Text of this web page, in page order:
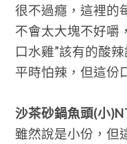
很不過癮，這裡的
不會太大塊不好嚼
口水雞”該有的酸
平時怕辣，但這份
沙茶砂鍋魚頭(小
雖然說是小份，但